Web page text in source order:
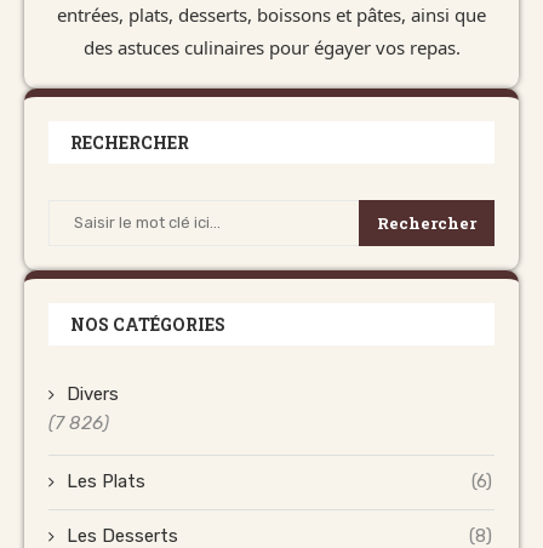
entrées, plats, desserts, boissons et pâtes, ainsi que
des astuces culinaires pour égayer vos repas.
RECHERCHER
Rechercher
NOS CATÉGORIES
Divers
(7 826)
Les Plats (6)
Les Desserts (8)